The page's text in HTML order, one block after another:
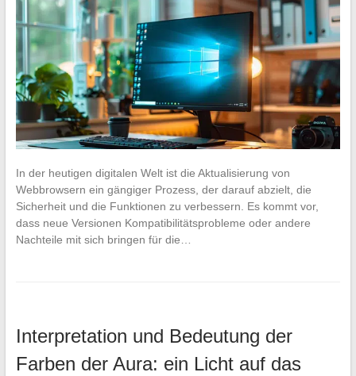
In der heutigen digitalen Welt ist die Aktualisierung von
Webbrowsern ein gängiger Prozess, der darauf abzielt, die
Sicherheit und die Funktionen zu verbessern. Es kommt vor,
dass neue Versionen Kompatibilitätsprobleme oder andere
Nachteile mit sich bringen für die…
Interpretation und Bedeutung der
Farben der Aura: ein Licht auf das